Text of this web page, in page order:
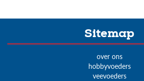
Sitemap
over ons
hobbyvoeders
veevoeders